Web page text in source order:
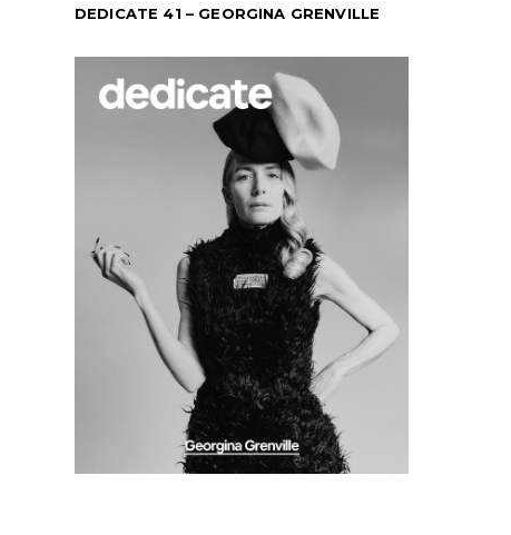
DEDICATE 41 – GEORGINA GRENVILLE